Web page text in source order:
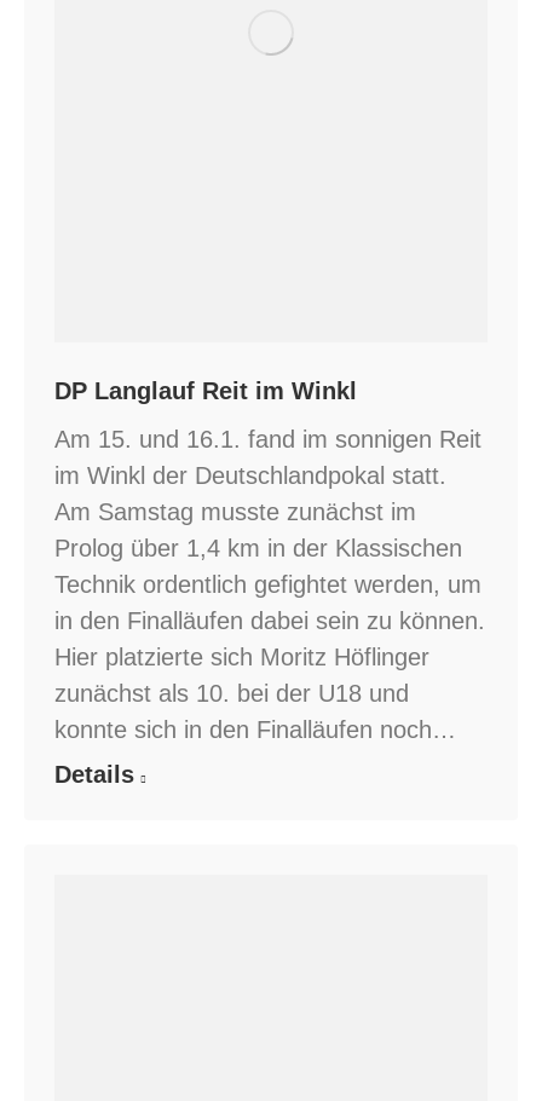
DP Langlauf Reit im Winkl
Am 15. und 16.1. fand im sonnigen Reit
im Winkl der Deutschlandpokal statt.
Am Samstag musste zunächst im
Prolog über 1,4 km in der Klassischen
Technik ordentlich gefightet werden, um
in den Finalläufen dabei sein zu können.
Hier platzierte sich Moritz Höflinger
zunächst als 10. bei der U18 und
konnte sich in den Finalläufen noch…
Details